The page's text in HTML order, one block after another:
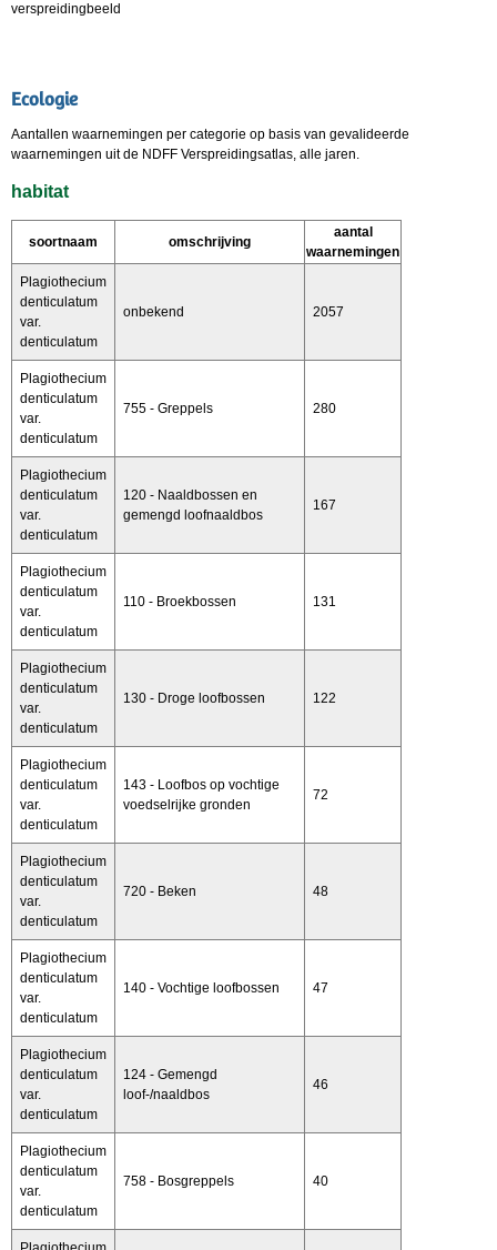
verspreidingbeeld
Ecologie
Aantallen waarnemingen per categorie op basis van gevalideerde
waarnemingen uit de NDFF Verspreidingsatlas, alle jaren.
habitat
soortnaam omschrijving
aantal
waarnemingen
Plagiothecium
denticulatum
var.
denticulatum
onbekend 2057
Plagiothecium
denticulatum
var.
denticulatum
755 - Greppels 280
Plagiothecium
denticulatum
var.
denticulatum
120 - Naaldbossen en
gemengd loofnaaldbos
167
Plagiothecium
denticulatum
var.
denticulatum
110 - Broekbossen 131
Plagiothecium
denticulatum
var.
denticulatum
130 - Droge loofbossen 122
Plagiothecium
denticulatum
var.
denticulatum
143 - Loofbos op vochtige
voedselrijke gronden
72
Plagiothecium
denticulatum
var.
denticulatum
720 - Beken 48
Plagiothecium
denticulatum
var.
denticulatum
140 - Vochtige loofbossen 47
Plagiothecium
denticulatum
var.
denticulatum
124 - Gemengd
loof-/naaldbos
46
Plagiothecium
denticulatum
var.
denticulatum
758 - Bosgreppels 40